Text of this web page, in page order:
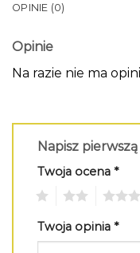
OPINIE (0)
Opinie
Na razie nie ma
Napisz
Twoja ocena *
Twoja opinia *